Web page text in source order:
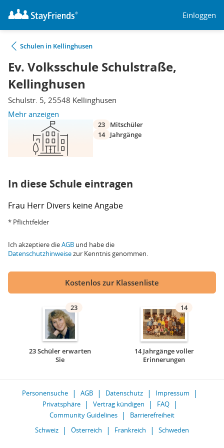
Einloggen
Schulen in Kellinghusen
Ev. Volksschule Schulstraße,
Kellinghusen
Schulstr. 5, 25548 Kellinghusen
Mehr anzeigen
23
Mitschüler
14
Jahrgänge
In diese Schule eintragen
Frau Herr Divers keine Angabe
* Pflichtfelder
Ich akzeptiere dieAGB und habe die
Datenschutzhinweisezur Kenntnis genommen.
Kostenlos zur Klassenliste
23
23 Schüler erwarten
Sie
14
14 Jahrgänge voller
Erinnerungen
Personensuche AGB Datenschutz
Impressum
Privatsphäre
Vertrag kündigen
FAQ
Community Guidelines
Barrierefreiheit
Schweiz
Österreich Frankreich Schweden